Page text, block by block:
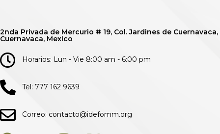
2nda Privada de Mercurio # 19, Col. Jardines de Cuernavaca,
Cuernavaca, Mexico
Horarios: Lun - Vie 8:00 am - 6:00 pm
Tel: 777 162 9639
Correo: contacto@idefomm.org